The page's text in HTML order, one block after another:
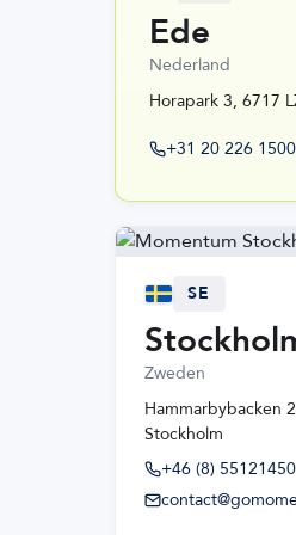
Ede
Nederland
Horapark 3, 6717
+31 20 226 1500
SE
Zweden
Hammarbybacken
Stockholm
+46 (8) 55121450